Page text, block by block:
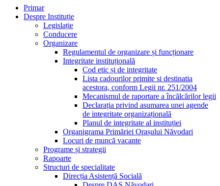
Primar
Despre Instituție
Legislație
Conducere
Organizare
Regulamentul de organizare și funcționare
Integritate instituțională
Cod etic și de integritate
Lista cadourilor primite si destinatia
acestora, conform Legii nr. 251/2004
Mecanismul de raportare a încălcărilor legii
Declarația privind asumarea unei agende
de integritate organizațională
Planul de integritate al instituției
Organigrama Primăriei Orașului Năvodari
Locuri de muncă vacante
Programe și strategii
Rapoarte
Structuri de specialitate
Direcția Asistență Socială